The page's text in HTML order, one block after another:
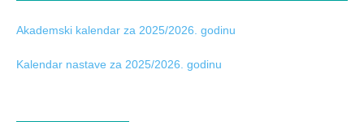
Akademski kalendar za 2025/2026. godinu
Kalendar nastave za 2025/2026. godinu